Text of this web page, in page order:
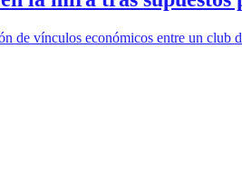
de vínculos económicos entre un